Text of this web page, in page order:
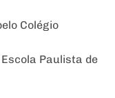
Colégio
Paulista de